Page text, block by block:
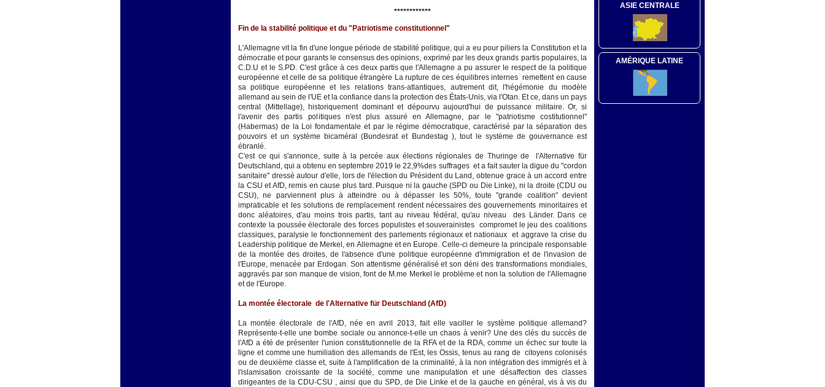
************
Fin de la stabilité politique et du "Patriotisme constitutionnel"
L'Allemagne vit la fin d'une longue période de stabilité politique, qui a eu pour piliers la Constitution et la
démocratie et pour garants le consensus des opinions, exprimé par les deux grands partis populaires, la
C.D.U et le S.PD. C'est grâce à ces deux partis que l'Allemagne a pu assurer le respect de la politique
européenne et celle de sa politique étrangère La rupture de ces équilibres internes remettent en cause
sa politique européenne et les relations trans-atlantiques, autrement dit, l'hégémonie du modèle
allemand au sein de l'UE et la confiance dans la protection des États-Unis, via l'Otan. Et ce, dans un pays
central (Mittellage), historiquement dominant et dépourvu aujourd'hui de puissance militaire. Or, si
l'avenir des partis politiques n'est plus assuré en Allemagne, par le "patriotisme costitutionnel"
(Habermas) de la Loi fondamentale et par le régime démocratique, caractérisé par la séparation des
pouvoirs et un système bicaméral (Bundesrat et Bundestag ), tout le système de gouvernance est
ébranlé.
C'est ce qui s'annonce, suite à la percée aux élections régionales de Thuringe de l'Alternative für
Deutschland, qui a obtenu en septembre 2019 le 22,9%des suffrages et a fait sauter la digue du "cordon
sanitaire" dressé autour d'elle, lors de l'élection du Président du Land, obtenue grace à un accord entre
la CSU et AfD, remis en cause plus tard. Puisque ni la gauche (SPD ou Die Linke), ni la droite (CDU ou
CSU), ne parviennent plus à atteindre ou à dépasser les 50%, toute "grande coalition" devient
impraticable et les solutions de remplacement rendent nécessaires des gouvernements minoritaires et
donc aléatoires, d'au moins trois partis, tant au niveau fédéral, qu'au niveau des Länder. Dans ce
contexte la poussée électorale des forces populistes et souverainistes compromet le jeu des coalitions
classiques, paralysie le fonctionnement des parlements régionaux et nationaux et aggrave la crise du
Leadership politique de Merkel, en Allemagne et en Europe. Celle-ci demeure la principale responsable
de la montée des droites, de l'absence d'une politique européenne d'immigration et de l'invasion de
l'Europe, menacée par Erdogan. Son attentisme généralisé et son déni des transformations mondiales,
aggravés par son manque de vision, font de M.me Merkel le problème et non la solution de l'Allemagne
et de l'Europe.
La montée électorale de l'Alternative für Deutschland (AfD)
La montée électorale de l'AfD, née en avril 2013, fait elle vaciller le système politique allemand?
Représente-t-elle une bombe sociale ou annonce-t-elle un chaos à venir? Une des clés du succès de
l'AfD a été de présenter l'union constitutionnelle de la RFA et de la RDA, comme un échec sur toute la
ligne et comme une humiliation des allemands de l'Est, les Ossis, tenus au rang de citoyens colonisés
ou de deuxième classe et, suite à l'amplification de la criminalité, à la non intégration des immigrés et à
l'islamisation croissante de la société, comme une manipulation et une désaffection des classes
dirigeantes de la CDU-CSU , ainsi que du SPD, de Die Linke et de la gauche en général, vis à vis du
ASIE CENTRALE
AMÉRIQUE LATINE